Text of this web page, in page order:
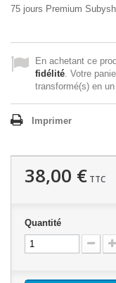
75 jours Premium
En achetant ce
fidélité. Votre
transformé(s) en
Imprimer
38,00 € TTC
Quantité